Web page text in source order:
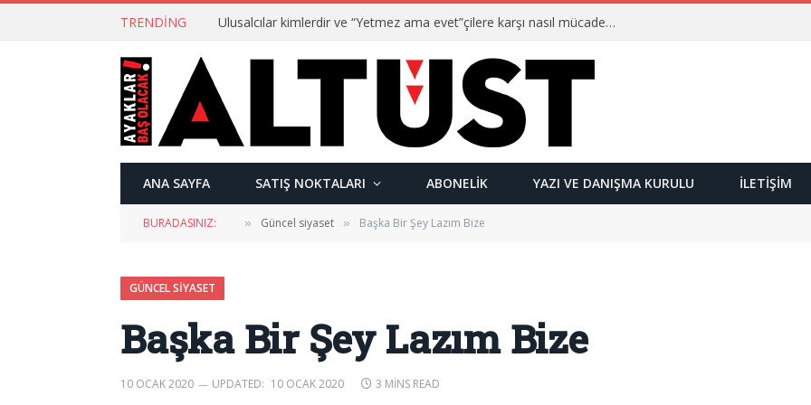
TRENDING Ulusalcılar kimlerdir ve “Yetmez ama evet”çilere karşı nasıl mücadele ederler?
ANA SAYFA SATIŞ NOKTALARI ABONELIK YAZI VE DANIŞMA KURULU İLETIŞIM
BURADASINIZ: » Güncel siyaset » Başka Bir Şey Lazım Bize
GÜNCEL SIYASET
Başka Bir Şey Lazım Bize
10 OCAK 2020 UPDATED: 10 OCAK 2020 3 MINS READ